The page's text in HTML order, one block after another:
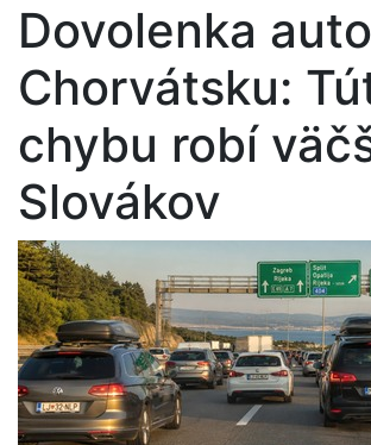
Dovolenka
Chorvátsku:
chybu robí
Slovákov